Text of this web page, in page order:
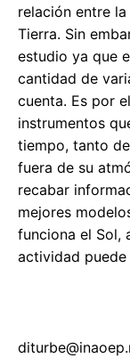
relación entre
Tierra. Sin
estudio ya que
cantidad de
cuenta. Es por
instrumentos
tiempo, tanto
fuera de su
recabar
mejores
funciona el Sol,
actividad puede